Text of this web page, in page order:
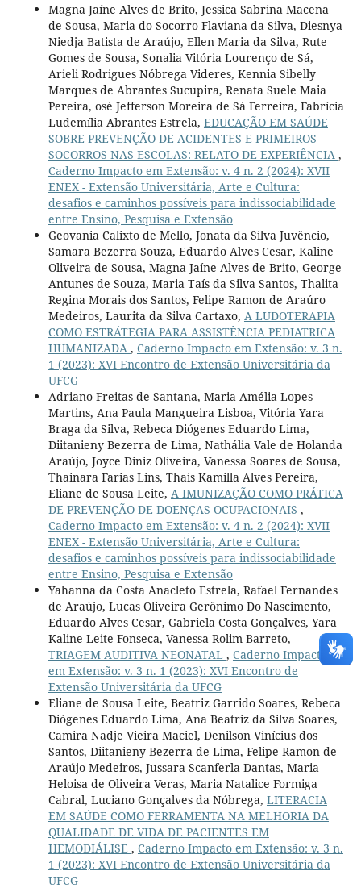
Magna Jaíne Alves de Brito, Jessica Sabrina Macena
de Sousa, Maria do Socorro Flaviana da Silva, Diesnya
Niedja Batista de Araújo, Ellen Maria da Silva, Rute
Gomes de Sousa, Sonalia Vitória Lourenço de Sá,
Arieli Rodrigues Nóbrega Videres, Kennia Sibelly
Marques de Abrantes Sucupira, Renata Suele Maia
Pereira, osé Jefferson Moreira de Sá Ferreira, Fabrícia
Ludemília Abrantes Estrela, EDUCAÇÃO EM SAÚDE
SOBRE PREVENÇÃO DE ACIDENTES E PRIMEIROS
SOCORROS NAS ESCOLAS: RELATO DE EXPERIÊNCIA ,
Caderno Impacto em Extensão: v. 4 n. 2 (2024): XVII
ENEX - Extensão Universitária, Arte e Cultura:
desafios e caminhos possíveis para indissociabilidade
entre Ensino, Pesquisa e Extensão
Geovania Calixto de Mello, Jonata da Silva Juvêncio,
Samara Bezerra Souza, Eduardo Alves Cesar, Kaline
Oliveira de Sousa, Magna Jaíne Alves de Brito, George
Antunes de Souza, Maria Taís da Silva Santos, Thalita
Regina Morais dos Santos, Felipe Ramon de Araúro
Medeiros, Laurita da Silva Cartaxo, A LUDOTERAPIA
COMO ESTRÁTEGIA PARA ASSISTÊNCIA PEDIATRICA
HUMANIZADA , Caderno Impacto em Extensão: v. 3 n.
1 (2023): XVI Encontro de Extensão Universitária da
UFCG
Adriano Freitas de Santana, Maria Amélia Lopes
Martins, Ana Paula Mangueira Lisboa, Vitória Yara
Braga da Silva, Rebeca Diógenes Eduardo Lima,
Diitanieny Bezerra de Lima, Nathália Vale de Holanda
Araújo, Joyce Diniz Oliveira, Vanessa Soares de Sousa,
Thainara Farias Lins, Thais Kamilla Alves Pereira,
Eliane de Sousa Leite, A IMUNIZAÇÃO COMO PRÁTICA
DE PREVENÇÃO DE DOENÇAS OCUPACIONAIS ,
Caderno Impacto em Extensão: v. 4 n. 2 (2024): XVII
ENEX - Extensão Universitária, Arte e Cultura:
desafios e caminhos possíveis para indissociabilidade
entre Ensino, Pesquisa e Extensão
Yahanna da Costa Anacleto Estrela, Rafael Fernandes
de Araújo, Lucas Oliveira Gerônimo Do Nascimento,
Eduardo Alves Cesar, Gabriela Costa Gonçalves, Yara
Kaline Leite Fonseca, Vanessa Rolim Barreto,
TRIAGEM AUDITIVA NEONATAL , Caderno Impacto
em Extensão: v. 3 n. 1 (2023): XVI Encontro de
Extensão Universitária da UFCG
Eliane de Sousa Leite, Beatriz Garrido Soares, Rebeca
Diógenes Eduardo Lima, Ana Beatriz da Silva Soares,
Camira Nadje Vieira Maciel, Denilson Vinícius dos
Santos, Diitanieny Bezerra de Lima, Felipe Ramon de
Araújo Medeiros, Jussara Scanferla Dantas, Maria
Heloisa de Oliveira Veras, Maria Natalice Formiga
Cabral, Luciano Gonçalves da Nóbrega, LITERACIA
EM SAÚDE COMO FERRAMENTA NA MELHORIA DA
QUALIDADE DE VIDA DE PACIENTES EM
HEMODIÁLISE , Caderno Impacto em Extensão: v. 3 n.
1 (2023): XVI Encontro de Extensão Universitária da
UFCG